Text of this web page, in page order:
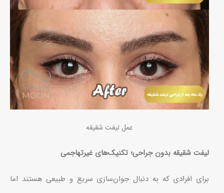
عمل لیفت شقیقه
لیفت شقیقه بدون جراحی؛ تکنیک‌های غیرتهاجمی
برای افرادی که به دنبال جوان‌سازی سریع و طبیعی هستند اما